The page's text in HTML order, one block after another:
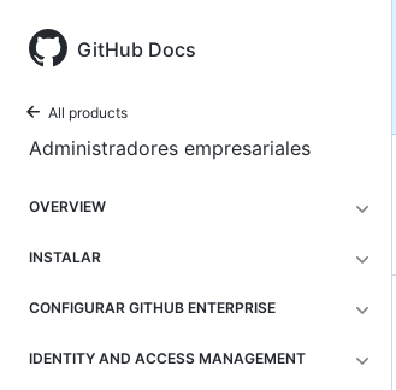
GitHub Docs
All products
Administradores empresariales
OVERVIEW
INSTALAR
CONFIGURAR GITHUB ENTERPRISE
IDENTITY AND ACCESS MANAGEMENT